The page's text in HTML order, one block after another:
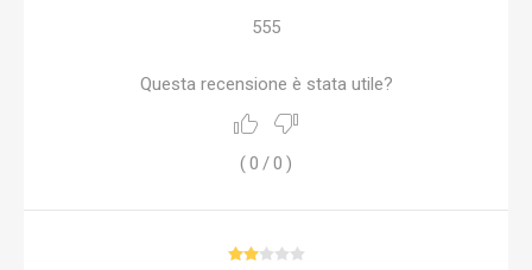
555
Questa recensione è stata utile?
(0 /0 )